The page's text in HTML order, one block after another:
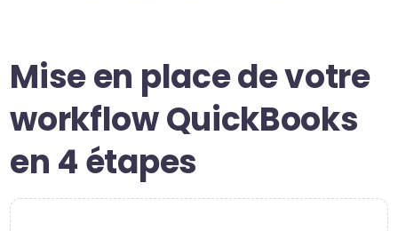
Mise en place de votre
workflow QuickBooks
en 4 étapes